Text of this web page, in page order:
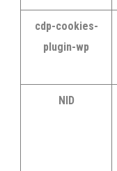
cdp-cookies-
plugin-wp
NID